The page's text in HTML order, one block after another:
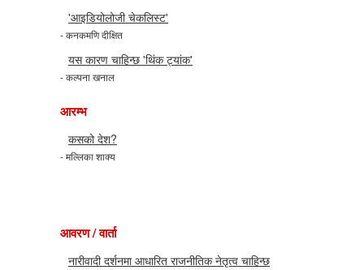
'आइडियोलोजी चेकलिस्ट'
- कनकमणि दीक्षित
यस कारण चाहिन्छ 'थिंक ट्यांक'
- कल्पना खनाल
आरम्भ
कसको देश?
- मल्लिका शाक्य
आवरण / वार्ता
नारीवादी दर्शनमा आधारित राजनीतिक नेतृत्व चाहिन्छ